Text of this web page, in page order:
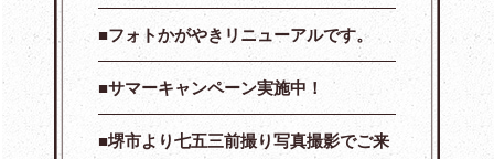
フォトかがやきリニューアルです。
サマーキャンペーン実施中！
堺市より七五三前撮り写真撮影でご来